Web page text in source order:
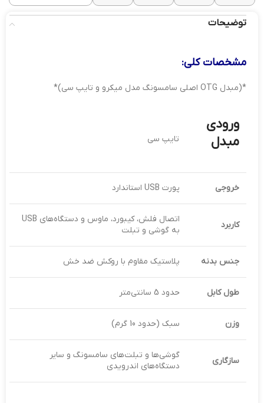
توضیحات
مشخصات کلی:
*(مبدل OTG اصلی سامسونگ مدل میکرو و تایپ سی)*
ورودی
مبدل
تایپ سی
خروجی پورت USB استاندارد
کاربرد
اتصال فلش، کیبورد، ماوس و دستگاه‌های USB
به گوشی و تبلت
جنس بدنه پلاستیک مقاوم با روکش ضد خش
طول کابل حدود 5 سانتی‌متر
وزن سبک (حدود 10 گرم)
سازگاری
گوشی‌ها و تبلت‌های سامسونگ و سایر
دستگاه‌های اندرویدی